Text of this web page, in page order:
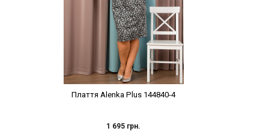
Плаття Alenka Plus 144840-4
1 695 грн.